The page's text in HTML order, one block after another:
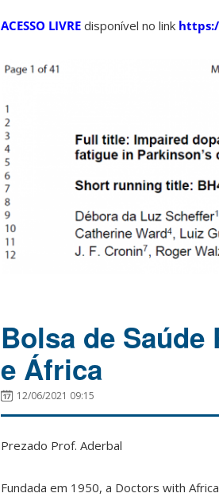
ACESSO LIVRE disponível no link
Bolsa de
e África
12/06/2021 09:15
Prezado Prof. Aderbal
Fundada em 1950, a Doctors with